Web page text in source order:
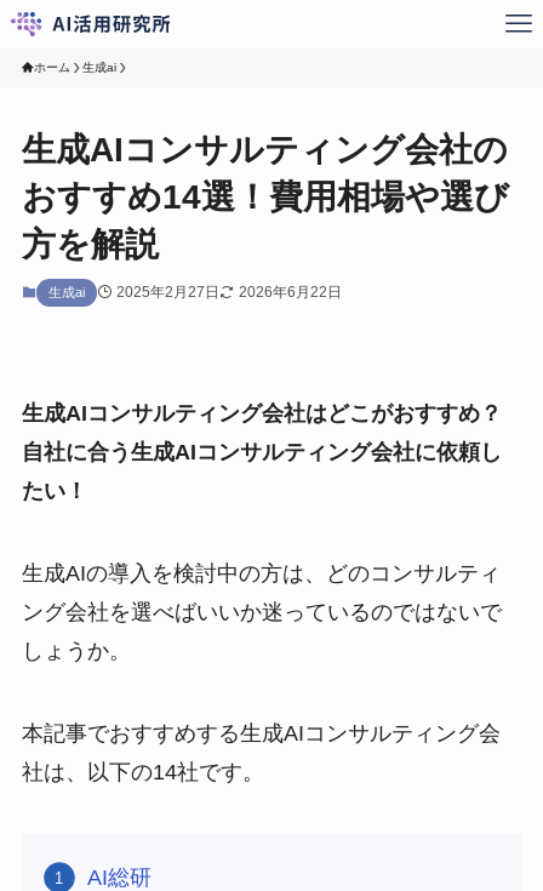
ホーム 生成ai
生成AIコンサルティング会社の
おすすめ14選！費用相場や選び
方を解説
生成ai 2025年2月27日 2026年6月22日
生成AIコンサルティング会社はどこがおすすめ？
自社に合う生成AIコンサルティング会社に依頼し
たい！
生成AIの導入を検討中の方は、どのコンサルティ
ング会社を選べばいいか迷っているのではないで
しょうか。
本記事でおすすめする生成AIコンサルティング会
社は、以下の14社です。
AI総研